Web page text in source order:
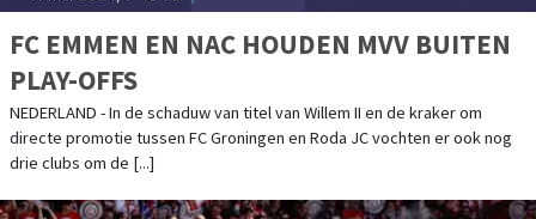
FC EMMEN EN NAC HOUDEN MVV BUITEN
PLAY-OFFS
NEDERLAND - In de schaduw van titel van Willem II en de kraker om
directe promotie tussen FC Groningen en Roda JC vochten er ook nog
drie clubs om de [...]